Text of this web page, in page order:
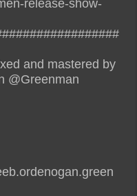
release-show-
and mastered by
@Greenman